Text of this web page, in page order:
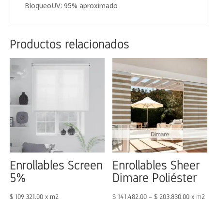
BloqueoUV: 95% aproximado
Productos relacionados
Enrollables Screen
5%
$ 109.321,00 x m2
Enrollables Sheer
Dimare Poliéster
$ 141.482,00 –$ 203.830,00 x m2